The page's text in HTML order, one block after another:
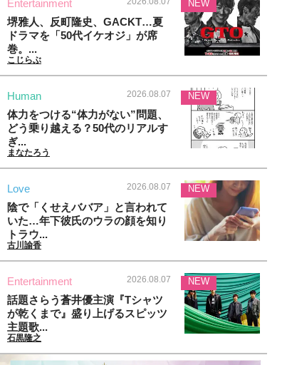
Entertainment
堺雅人、反町隆史、GACKT…夏
ドラマを「50代イケオジ」が席
巻。...
こじらぶ
NEW
Human 2026.08.07
体力をつける“体力がない”問題、
どう乗り越える？50代のリアルす
ぎ...
まなたろう
NEW
Love 2026.08.07
陰で「くせえババア」と言われて
いた…年下彼氏のウラの顔を知り
トラウ...
古川諭香
NEW
Entertainment 2026.08.07
話題さらう蒼井優主演『Tシャツ
が乾くまで』盛り上げるスピッツ
主題歌...
石黒隆之
NEW